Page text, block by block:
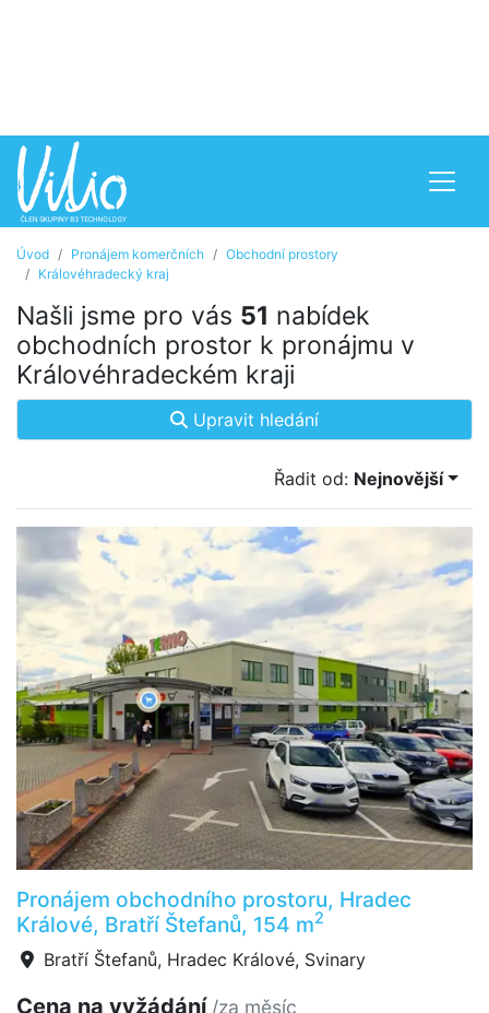
Úvod Pronájem komerčních
Obchodní prostory
Královéhradecký kraj
Našli jsme pro vás 51 nabídek
obchodních prostor k pronájmu v
Královéhradeckém kraji
Upravit hledání
Řadit od: Nejnovější
Pronájem obchodního prostoru, Hradec
Králové, Bratří Štefanů, 154 m2
Bratří Štefanů, Hradec Králové, Svinary
Cena na vyžádání /za měsíc